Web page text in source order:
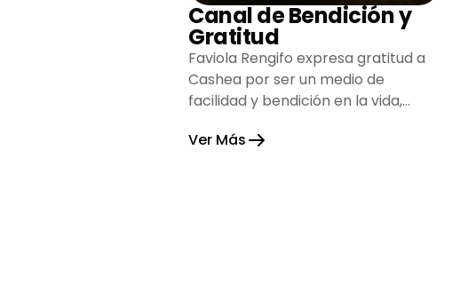
Canal de Bendición y
Gratitud
Faviola Rengifo expresa gratitud a
Cashea por ser un medio de
facilidad y bendición en la vida,
esperanza.
Ver Más